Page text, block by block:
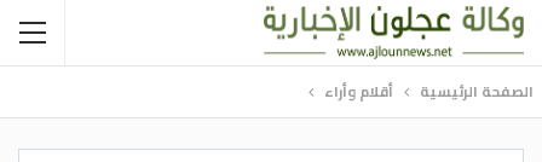
الصفحة الرئيسية أقلام وأراء